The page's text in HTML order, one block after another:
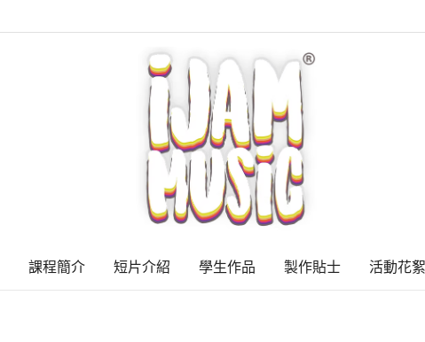
課程簡介 短片介紹 學生作品 製作貼士 活動花絮